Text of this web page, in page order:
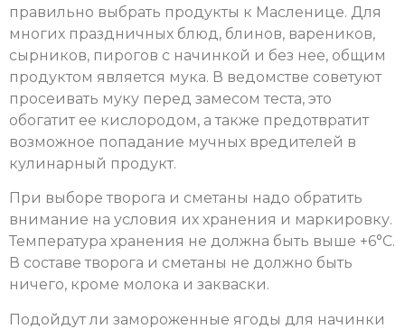
правильно выбрать продукты к Масленице. Для
многих праздничных блюд, блинов, вареников,
сырников, пирогов с начинкой и без нее, общим
продуктом является мука. В ведомстве советуют
просеивать муку перед замесом теста, это
обогатит ее кислородом, а также предотвратит
возможное попадание мучных вредителей в
кулинарный продукт.
При выборе творога и сметаны надо обратить
внимание на условия их хранения и маркировку.
Температура хранения не должна быть выше +6°С.
В составе творога и сметаны не должно быть
ничего, кроме молока и закваски.
Подойдут ли замороженные ягоды для начинки